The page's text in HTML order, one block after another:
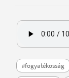
#fogyatékosság